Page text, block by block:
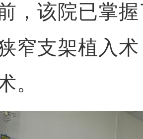
该院已掌握
窄支架植入
。